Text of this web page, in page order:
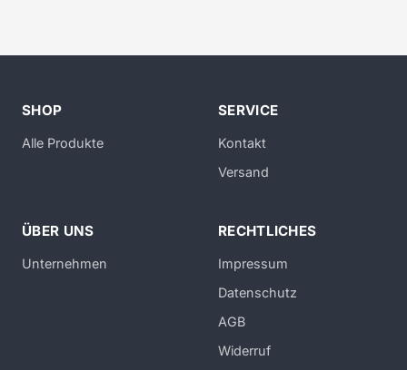
SHOP
Alle Produkte
SERVICE
Kontakt
Versand
ÜBER UNS
Unternehmen
RECHTLICHES
Impressum
Datenschutz
AGB
Widerruf